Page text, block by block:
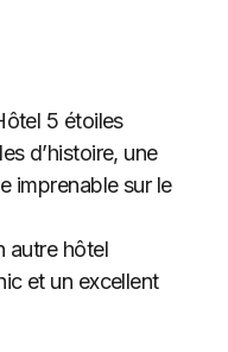
5 étoiles
d’histoire, une
imprenable sur le
autre hôtel
et un excellent